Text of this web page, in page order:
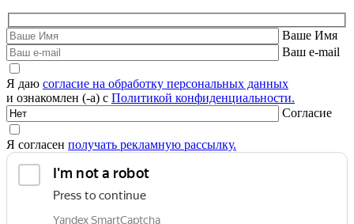
Ваше Имя
Ваш e-mail
Я даю согласие на обработку персональных данных
и ознакомлен (-а) с Политикой конфиденциальности.
Согласие
Я согласен получать рекламную рассылку.